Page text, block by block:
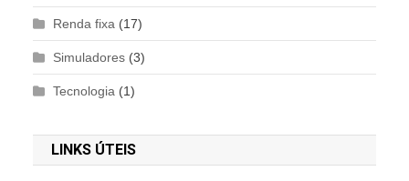
Renda fixa (17)
Simuladores (3)
Tecnologia (1)
LINKS ÚTEIS